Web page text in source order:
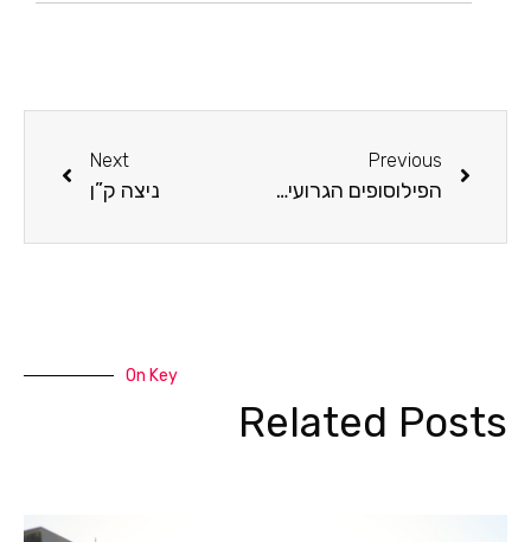
Previous
הפילוסופים הגרועים של המערב
Next
ניצה ק”ן
On Key
Related Posts